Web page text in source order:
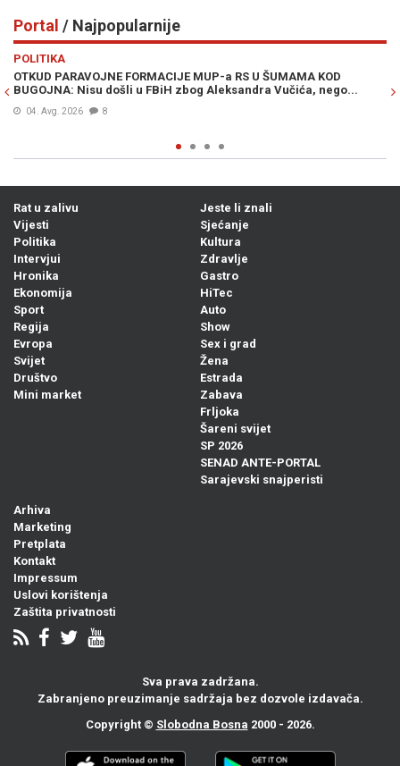
Portal / Najpopularnije
POLITIKA
OTKUD PARAVOJNE FORMACIJE MUP-a RS U ŠUMAMA KOD
BUGOJNA: Nisu došli u FBiH zbog Aleksandra Vučića, nego...
04. Avg. 2026 8
Rat u zalivu
Vijesti
Politika
Intervjui
Hronika
Ekonomija
Sport
Regija
Evropa
Svijet
Društvo
Mini market
Jeste li znali
Sjećanje
Kultura
Zdravlje
Gastro
HiTec
Auto
Show
Sex i grad
Žena
Estrada
Zabava
Frljoka
Šareni svijet
SP 2026
SENAD ANTE-PORTAL
Sarajevski snajperisti
Arhiva
Marketing
Pretplata
Kontakt
Impressum
Uslovi korištenja
Zaštita privatnosti
Sva prava zadržana.
Zabranjeno preuzimanje sadržaja bez dozvole izdavača.
Copyright © Slobodna Bosna 2000 - 2026.